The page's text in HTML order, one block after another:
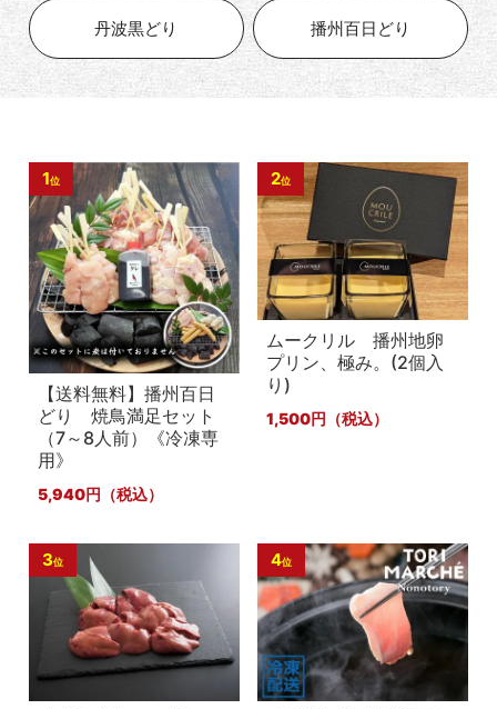
丹波黒どり 播州百日どり
1
【送料無料】播州百日
どり 焼鳥満足セット
（7～8人前）《冷凍専
用》
5,940
2
ムークリル 播州地卵
プリン、極み。(2個入
り)
1,500
3 4